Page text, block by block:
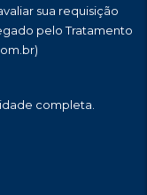
sua requisição
pelo Tratamento
completa.